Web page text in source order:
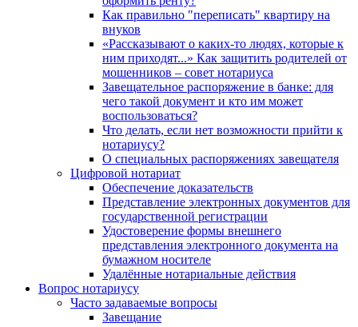
Как правильно "переписать" квартиру на
внуков
«Рассказывают о каких-то людях, которые к
ним приходят...» Как защитить родителей от
мошенников – совет нотариуса
Завещательное распоряжение в банке: для
чего такой документ и кто им может
воспользоваться?
Что делать, если нет возможности прийти к
нотариусу?
О специальных распоряжениях завещателя
Цифровой нотариат
Обеспечение доказательств
Представление электронных документов для
государственной регистрации
Удостоверение формы внешнего
представления электронного документа на
бумажном носителе
Удалённые нотариальные действия
Вопрос нотариусу
Часто задаваемые вопросы
Завещание